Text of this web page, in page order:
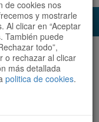
por: Más recientes /
de cookies nos
y mostrarle
Al clicar en “Aceptar
También puede
todo”,
o rechazar al clicar
más detallada
politica de cookies.